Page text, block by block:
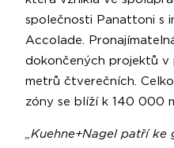
společnosti Panattoni s
Accolade.
dokončených projektů v
metrů čtverečních.
zóny se blíží k 140 000
„Kuehne+Nagel patří